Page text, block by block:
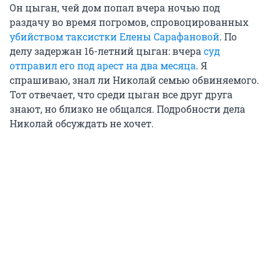
Он цыган, чей дом попал вчера ночью под
раздачу во время погромов, спровоцированных
убийством таксистки Елены Сарафановой. По
делу задержан 16-летний цыган: вчера суд
отправил его под арест на два месяца. Я
спрашиваю, знал ли Николай семью обвиняемого.
Тот отвечает, что среди цыган все друг друга
знают, но близко не общался. Подробности дела
Николай обсуждать не хочет.